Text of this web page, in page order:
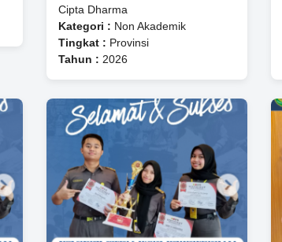
Cipta Dharma
Kategori : Non Akademik
Tingkat : Provinsi
Tahun : 2026